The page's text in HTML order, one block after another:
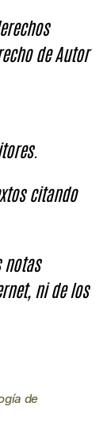
de Autor
citando
notas
ni de los
de